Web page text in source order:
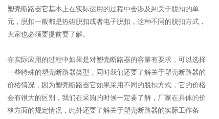
‍‍塑壳断路器它基本上在实际运用的过程中会涉及到关于脱扣的单
元，脱扣一般都是热磁脱扣或者电子脱扣，这种不同的脱扣方式，
大家也必须要提前要了解。
在实际应用的过程中如果是对塑壳断路器的容量有要求，可以选择
一些特殊的塑壳断路器类型，‍‍同时我们还要了解关于塑壳断路器的
价格情况，因为塑壳断路器它如果采用不同的脱扣方式，它的价格
会有很大的区别，我们在采购的时候一定要了解，‍‍厂家在具体的价
格方面的规定情况，此外还要了解关于塑壳断路器的实际工作条